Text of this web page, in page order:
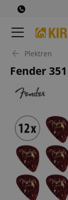
Plektren
Fender